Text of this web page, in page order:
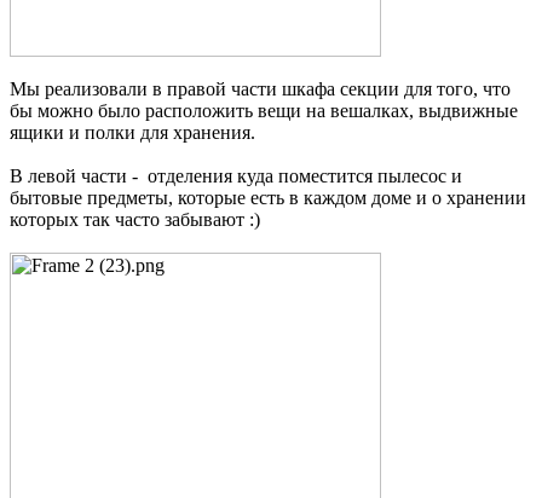
Мы реализовали в правой части шкафа секции для того, что
бы можно было расположить вещи на вешалках, выдвижные
ящики и полки для хранения.
В левой части - отделения куда поместится пылесос и
бытовые предметы, которые есть в каждом доме и о хранении
которых так часто забывают :)